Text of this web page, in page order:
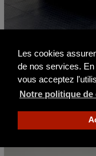
Les cookies
de nos services.
vous acceptez
Notre politique
Ford Thunderbird
1957 88361 mi
29 500 €
Actualisé il y a 4 jours